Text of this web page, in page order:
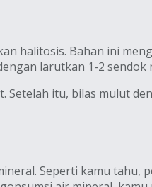
halitosis. Bahan ini
larutkan 1-2 sendok
itu, bilas mulut
Seperti kamu